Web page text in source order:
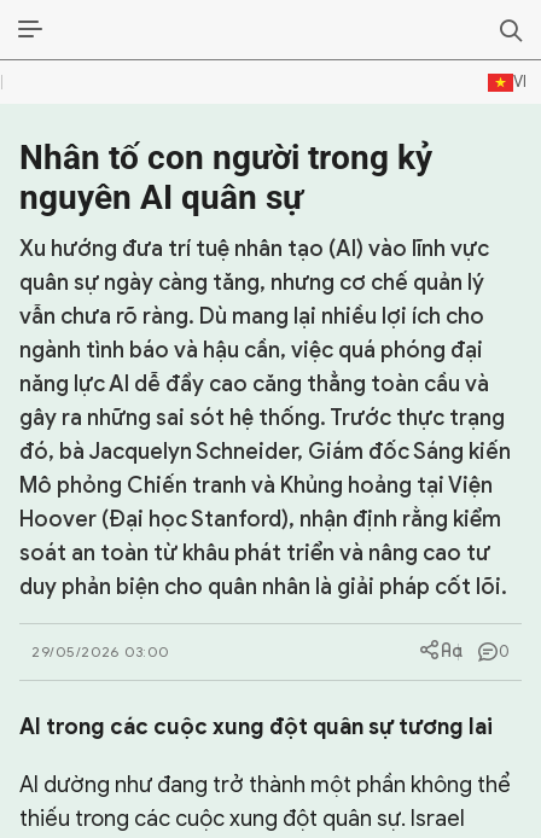
VI
SỰ KIỆN & BÌNH LUẬN
HẬU TRƯỜNG
KINH TẾ - VĂN HÓA - THỂ THAO
HỒ SƠ MẬT
PHÓNG SỰ
HỒ SƠ INTERPOL
VỤ ÁN NỔI TIẾNG
TƯ LIỆU
CHUYÊN TRANG
Nhân tố con người trong kỷ
nguyên AI quân sự
Xu hướng đưa trí tuệ nhân tạo (AI) vào lĩnh vực
quân sự ngày càng tăng, nhưng cơ chế quản lý
vẫn chưa rõ ràng. Dù mang lại nhiều lợi ích cho
ngành tình báo và hậu cần, việc quá phóng đại
năng lực AI dễ đẩy cao căng thẳng toàn cầu và
gây ra những sai sót hệ thống. Trước thực trạng
đó, bà Jacquelyn Schneider, Giám đốc Sáng kiến
Mô phỏng Chiến tranh và Khủng hoảng tại Viện
Hoover (Đại học Stanford), nhận định rằng kiểm
soát an toàn từ khâu phát triển và nâng cao tư
duy phản biện cho quân nhân là giải pháp cốt lõi.
29/05/2026 03:00 0
AI trong các cuộc xung đột quân sựtương lai
AI dường như đang trở thành một phần không thể
thiếu trong các cuộc xung đột quân sự. Israel